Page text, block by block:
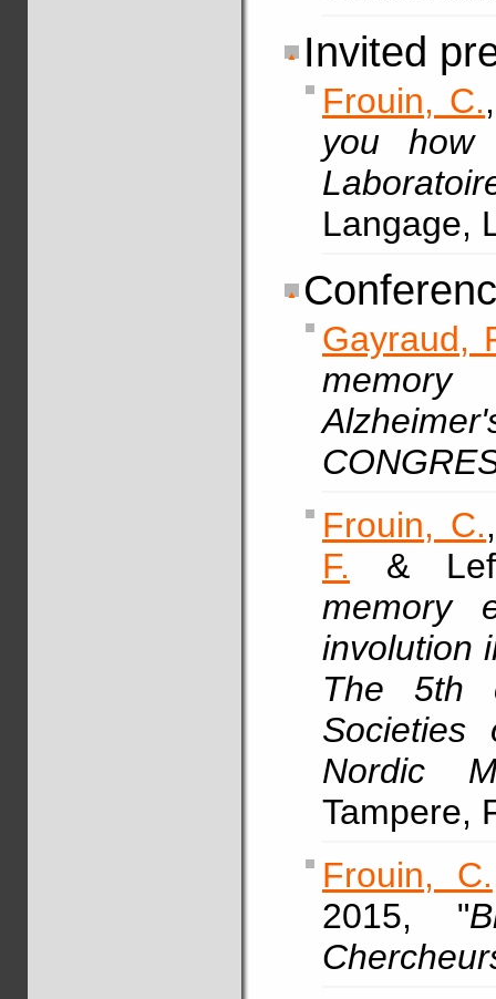
Invited
Frouin, C.
you
Langage,
Gayraud,
Frouin, C.
F. &
memory
involution
The 5th
Societies
Nordic
Tampere,
Frouin, C.
2015, "